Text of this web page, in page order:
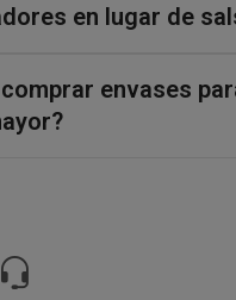
en lugar de
envases